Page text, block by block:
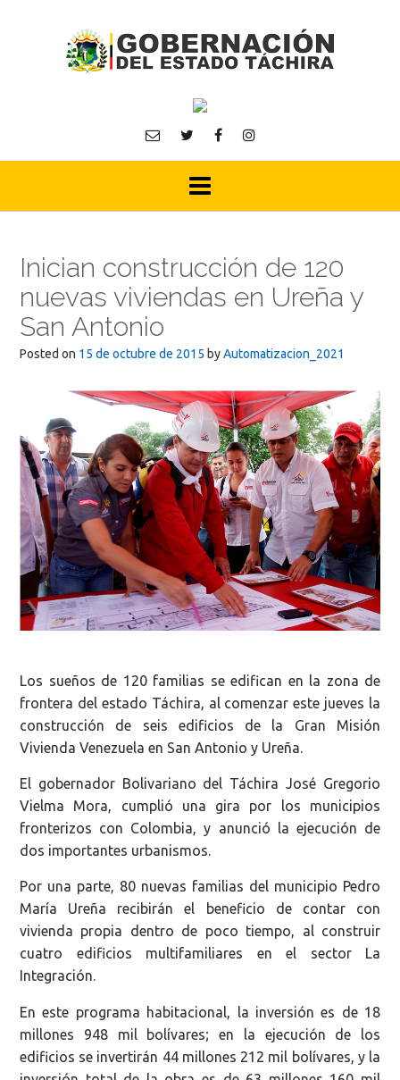
Inician construcción de 120
nuevas viviendas en Ureña y
San Antonio
Posted on 15 de octubre de 2015 byAutomatizacion_2021
Los sueños de 120 familias se edifican en la zona de
frontera del estado Táchira, al comenzar este jueves la
construcción de seis edificios de la Gran Misión
Vivienda Venezuela en San Antonio y Ureña.
El gobernador Bolivariano del Táchira José Gregorio
Vielma Mora, cumplió una gira por los municipios
fronterizos con Colombia, y anunció la ejecución de
dos importantes urbanismos.
Por una parte, 80 nuevas familias del municipio Pedro
María Ureña recibirán el beneficio de contar con
vivienda propia dentro de poco tiempo, al construir
cuatro edificios multifamiliares en el sector La
Integración.
En este programa habitacional, la inversión es de 18
millones 948 mil bolívares; en la ejecución de los
edificios se invertirán 44 millones 212 mil bolívares, y la